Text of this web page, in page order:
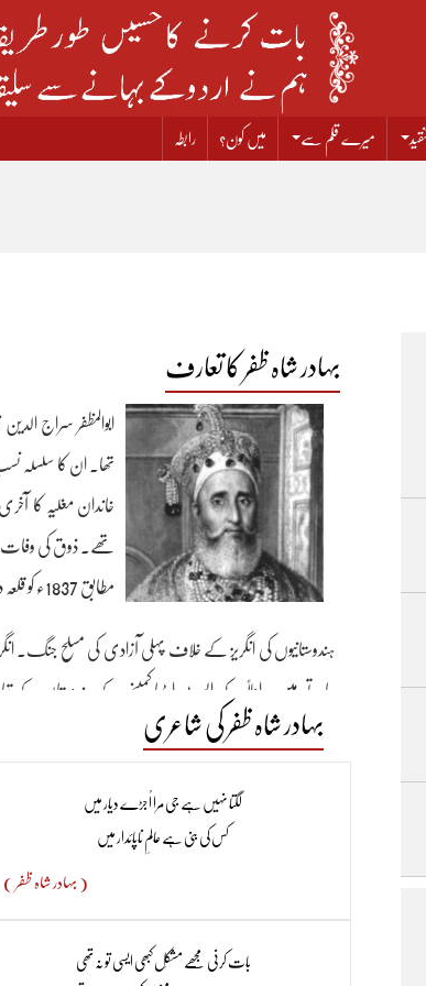
میرے قلم سے میں کون؟ رابطہ
بہادر شاہ ظفر کا تعارف
ابوالمظفر سراج
تھا۔ ان کا سلسلہ
خاندان مغلیہ کا
مطابق 1837ء کو قلعہ دہلی میں اس کی تخت نشینی کی رسم ادا کی گئی ۔
ہندوستانیوں کی انگریز کے خلاف پہلی آزادی کی مسلح
جاتے ہیں۔ اولاً یہ کہ ایسٹ ایڈیا کمپنی کے ہندوستان کے
تھیں۔ جس کی وجہ سے ہندوستانیوں کے دل میں کمپنی کے
اور مسلمان فوجی سپاہیوں نے اسے مذہب کے منافی سمجھا
سے انکار کر دیا ان کی فوجی وردیاں اتار کر انھیں بیڑیاں
جنگ آزادی ہند کا آغاز 1857ء میں
بہادر شاہ ظفر کی شاعری
لگتا نہیں ہے جی مرا اُجڑے دیار میں
کس کی بنی ہے عالمِ ناپائدار میں
( بہادر شاہ ظفر )
بات کرنی مجھے مشکِل کبھی ایسی تو نہ تھی